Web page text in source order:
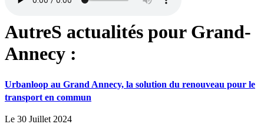
AutreS actualités pour Grand-
Annecy :
Urbanloop au Grand Annecy, la solution du renouveau pour le
transport en commun
Le 30 Juillet 2024